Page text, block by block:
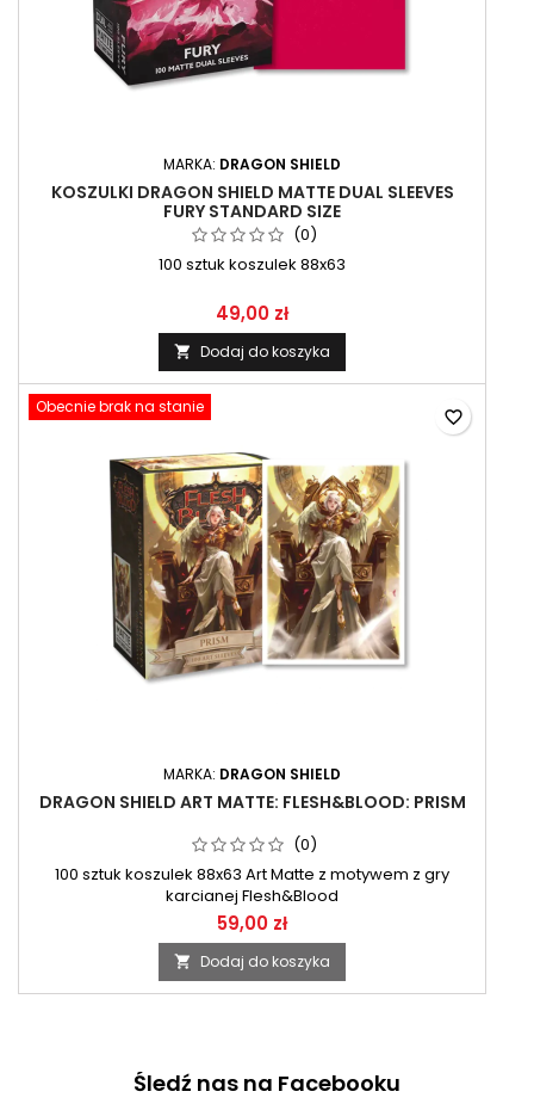
MARKA: DRAGON SHIELD
KOSZULKI DRAGON SHIELD MATTE DUAL SLEEVES
FURY STANDARD SIZE
(0)
100 sztuk koszulek 88x63
49,00 zł
 Dodaj do koszyka
Obecnie brak na stanie
MARKA: DRAGON SHIELD
DRAGON SHIELD ART MATTE: FLESH&BLOOD: PRISM
(0)
100 sztuk koszulek 88x63 Art Matte z motywem z gry
karcianej Flesh&Blood
59,00 zł
 Dodaj do koszyka
favorite_border
Śledź nas na Facebooku